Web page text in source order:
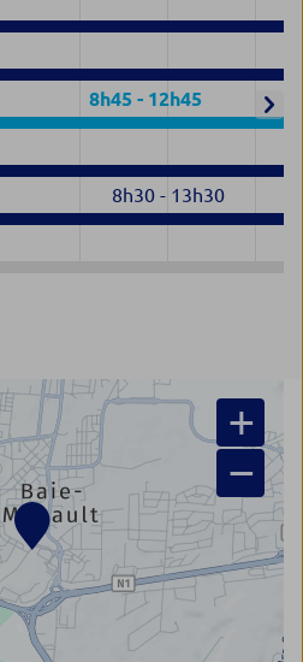
8h45 - 12h45
8h30- 13h30
+
−